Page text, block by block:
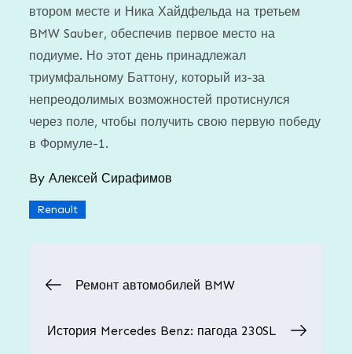
втором месте и Ника Хайдфельда на третьем
BMW Sauber, обеспечив первое место на
подиуме. Но этот день принадлежал
триумфальному Баттону, который из-за
непреодолимых возможностей протиснулся
через поле, чтобы получить свою первую победу
в Формуле-1.
ByАлексей Сирафимов
Renault
Навигация
по
Ремонт автомобилей BMW
История Mercedes Benz: пагода 230SL